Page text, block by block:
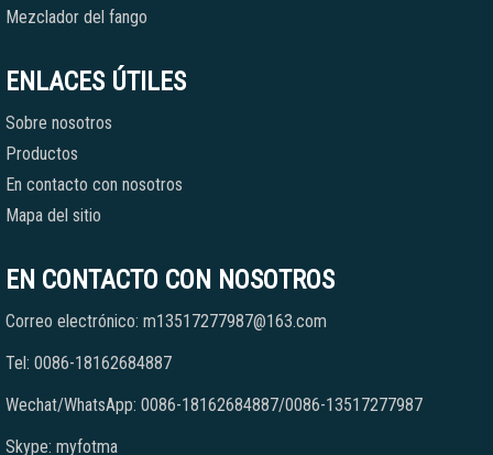
Mezclador del fango
ENLACES ÚTILES
Sobre nosotros
Productos
En contacto con nosotros
Mapa del sitio
EN CONTACTO CON NOSOTROS
Correo electrónico: m13517277987@163.com
Tel: 0086-18162684887
Wechat/WhatsApp: 0086-18162684887/0086-13517277987
Skype: myfotma